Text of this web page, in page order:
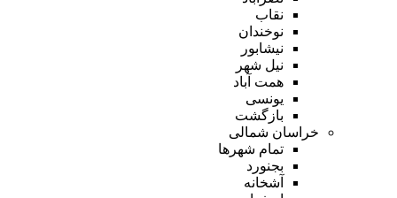
نقاب
نوخندان
نیشابور
نیل شهر
همت آباد
یونسی
بازگشت
خراسان شمالی
تمام شهر‌ها
بجنورد
آشخانه